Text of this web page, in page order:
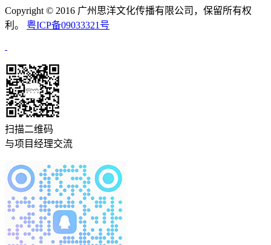
Copyright © 2016 广州思洋文化传播有限公司，保留所有权
利。 粤ICP备09033321号
扫描二维码
与项目经理交流